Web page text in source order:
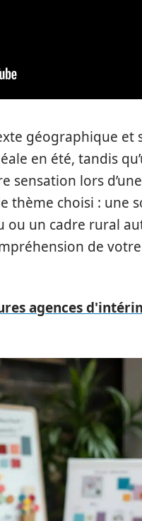
géographique et
en été, tandis
sensation lors
thème choisi : une
ou un cadre rural
de
agences